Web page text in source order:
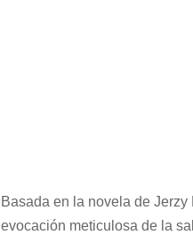
Basada en la novela de
evocación meticulosa de la